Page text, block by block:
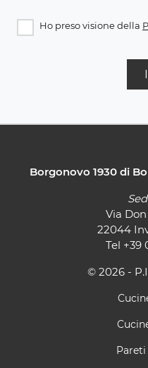
Ho preso visione della
Borgonovo 1930 di
Via
22044
Tel +39
© 2026 -